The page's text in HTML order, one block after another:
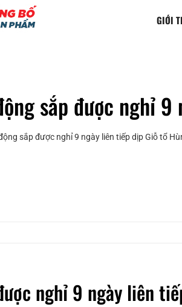
GIỚI
sắp được nghỉ
sắp được nghỉ 9 ngày liên tiếp dịp Giỗ tổ
nghỉ 9 ngày liên